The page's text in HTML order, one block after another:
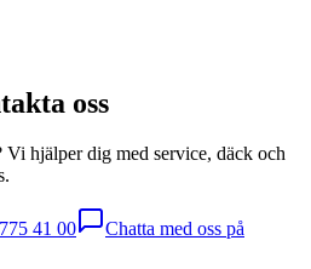
oss
hjälper dig med service, däck och
41 00
Chatta med oss på